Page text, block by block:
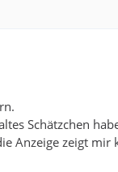
Schätzchen
Anzeige zeigt